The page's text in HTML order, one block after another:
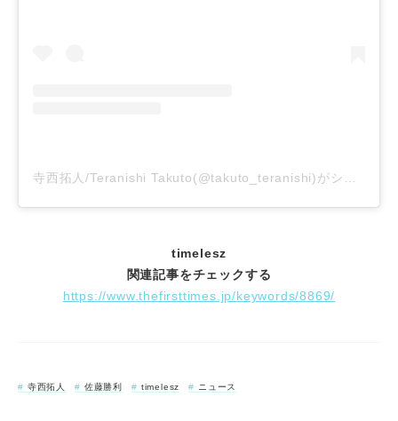
寺西拓人/Teranishi Takuto(@takuto_teranishi)がシェアした投稿
timelesz
関連記事をチェックする
https://www.thefirsttimes.jp/keywords/8869/
寺西拓人 佐藤勝利 timelesz ニュース